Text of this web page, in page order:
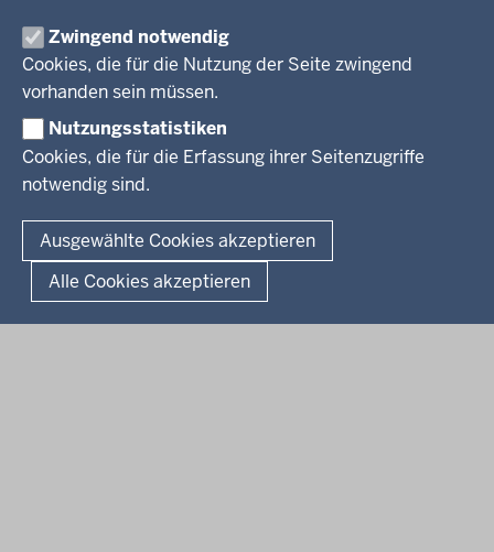
Zwingend notwendig
Cookies, die für die Nutzung der Seite zwingend
vorhanden sein müssen.
Nutzungsstatistiken
Cookies, die für die Erfassung ihrer Seitenzugriffe
notwendig sind.
Ausgewählte Cookies akzeptieren
Alle Cookies akzeptieren
Pressestelle
Social Media
BEKANNTMACHUNGEN
Amtsblatt
© 2026 Bezirksregierung Arnsberg
Fußzeile
Impressum Datenschutz Barrierefreiheit
Kurzlink zu dieser Seite